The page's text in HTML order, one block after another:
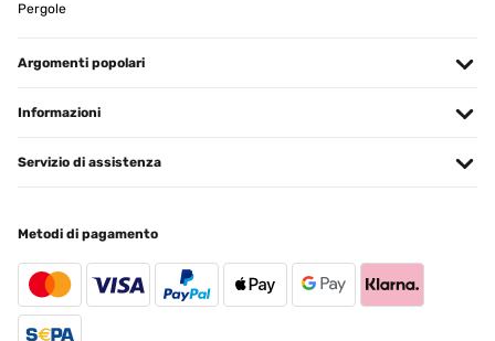
VALUTAZIONE VERIFICATA
werden (z. B. bei starkem Wind), schöne zeitlose Optik, stabile
Klemmschrauben und Arretierungen. Die komplette Mechanik ist
so genial wie auch einfach (man muss nur auf diese Idee kommen
:-)). TOP!!!
Amazon-Benutzer
Pergole
Argomenti popolari
Informazioni
Servizio di assistenza
Metodi di pagamento